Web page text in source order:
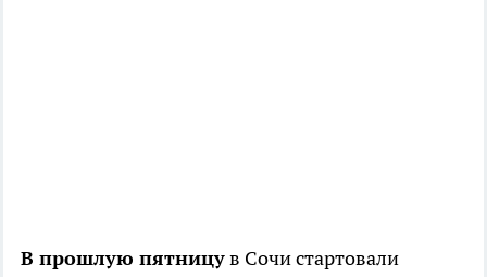
В прошлую пятницув Сочи стартовали